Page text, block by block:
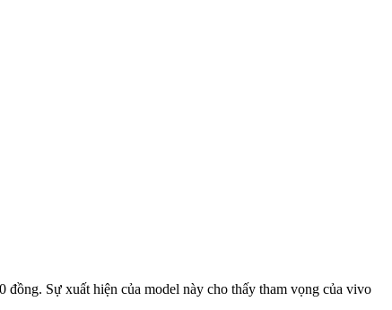
Sự xuất hiện của model này cho thấy tham vọng của vivo